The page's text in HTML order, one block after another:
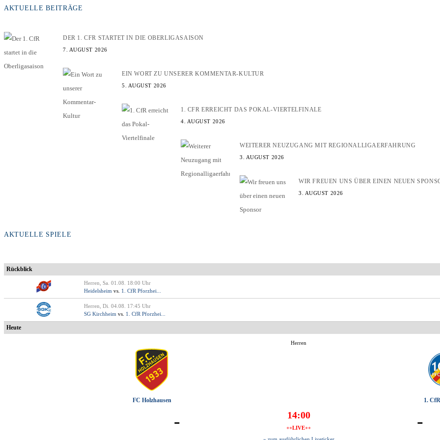
AKTUELLE BEITRÄGE
DER 1. CFR STARTET IN DIE OBERLIGASAISON
7. AUGUST 2026
EIN WORT ZU UNSERER KOMMENTAR-KULTUR
5. AUGUST 2026
1. CFR ERREICHT DAS POKAL-VIERTELFINALE
4. AUGUST 2026
WEITERER NEUZUGANG MIT REGIONALLIGAERFAHRUNG
3. AUGUST 2026
WIR FREUEN UNS ÜBER EINEN NEUEN
3. AUGUST 2026
AKTUELLE SPIELE